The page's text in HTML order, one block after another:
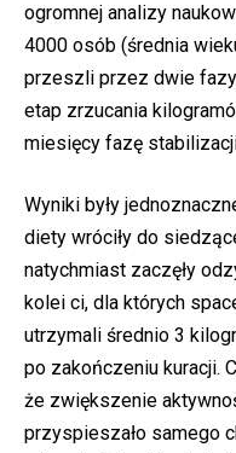
ogromnej analizy
4000 osób (średnia
przeszli przez dwie
etap zrzucania
miesięcy fazę
Wyniki były
diety wróciły do
natychmiast zaczęły
kolei ci, dla których
utrzymali średnio 3
po zakończeniu kuracji.
że zwiększenie
przyspieszało samego